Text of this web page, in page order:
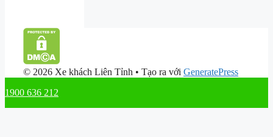
© 2026 Xe khách Liên Tỉnh • Tạo ra với GeneratePress
1900 636 212